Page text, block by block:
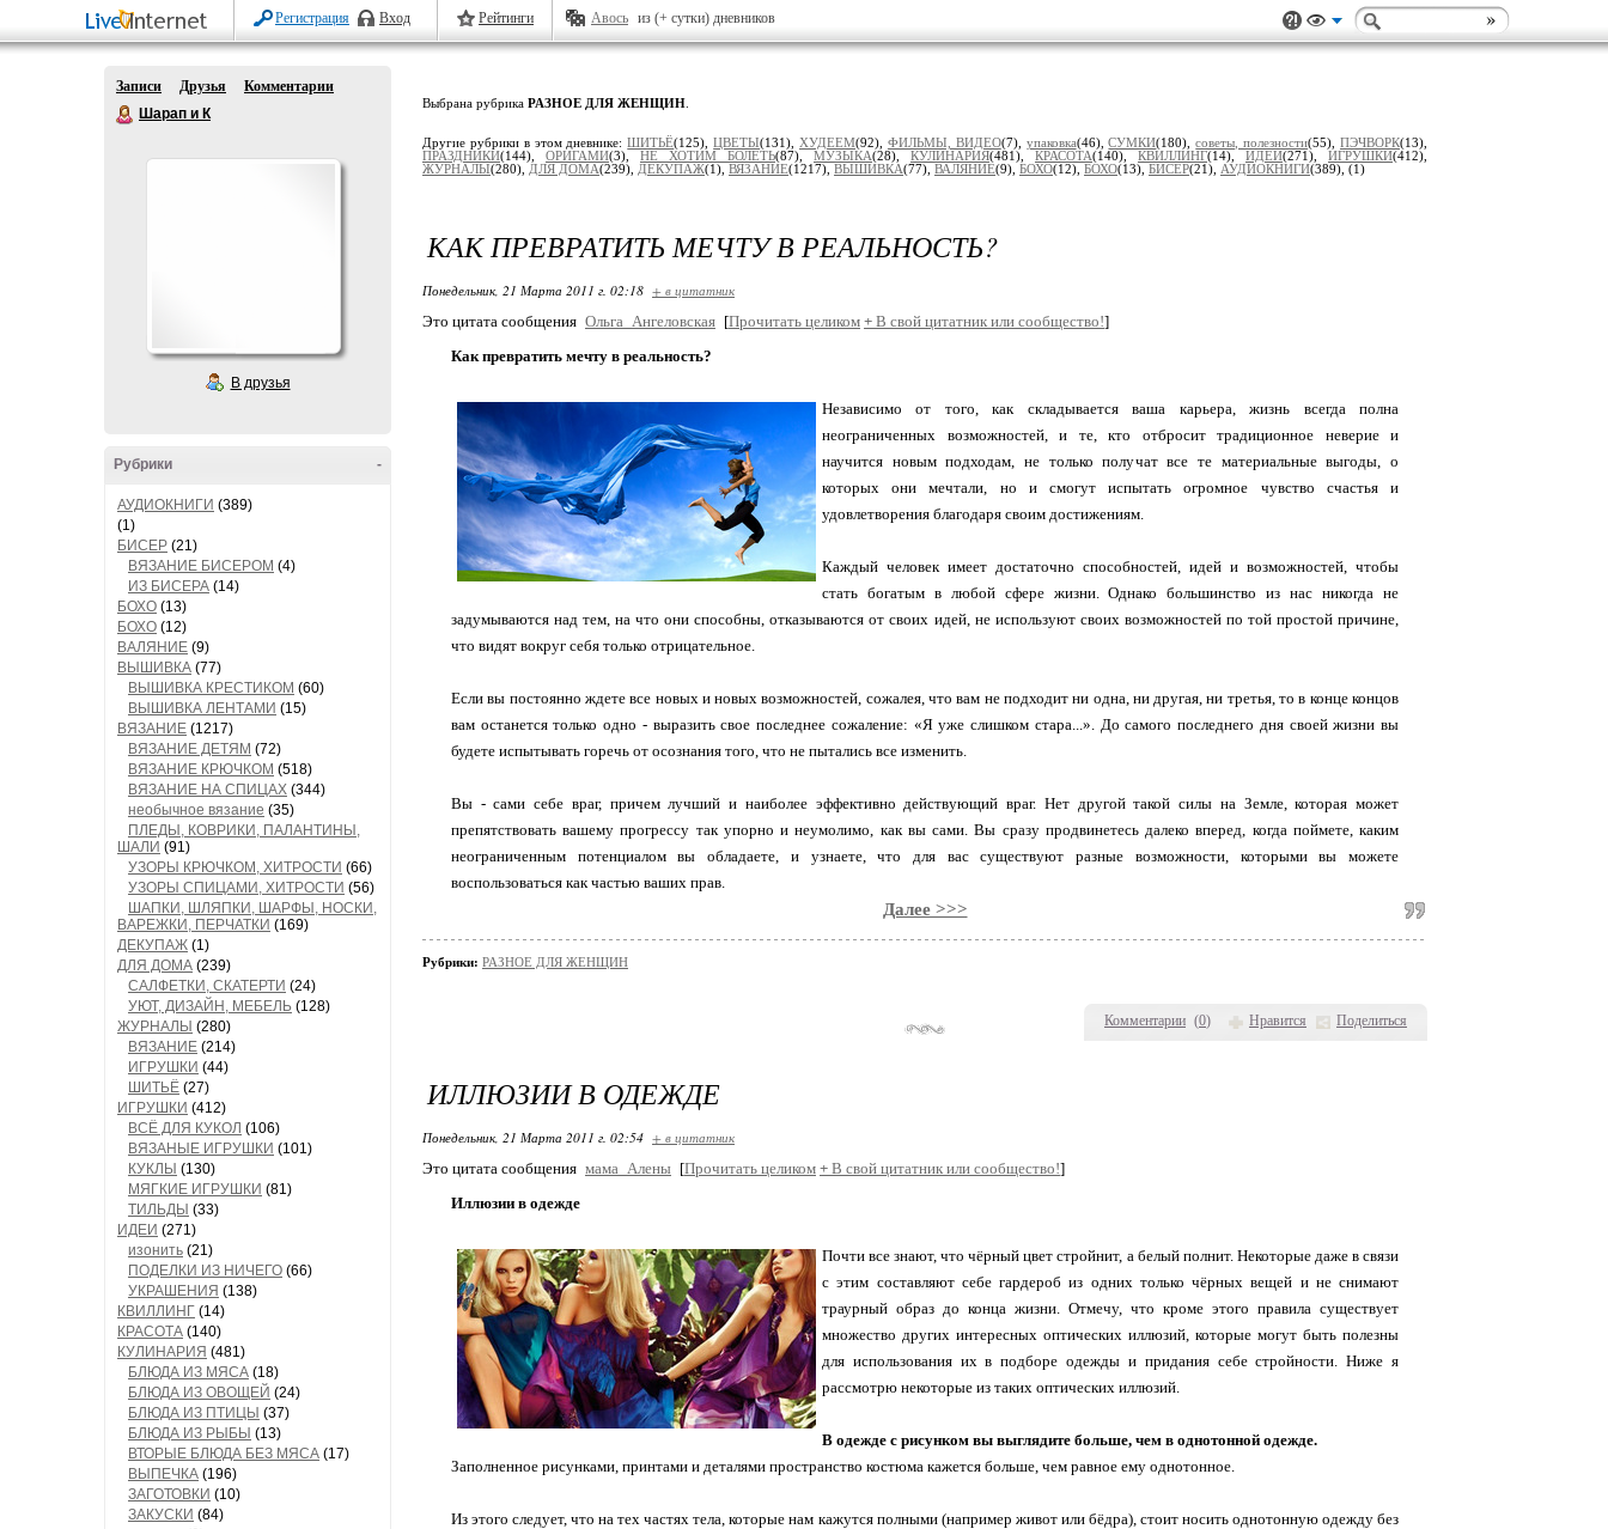
Регистрация Вход Рейтинги Авось из (+ сутки) дневников
Записи Друзья
Комментарии
Шарап и К
В друзья
-
Рубрики
АУДИОКНИГИ (389)
(1)
БИСЕР (21)
ВЯЗАНИЕ БИСЕРОМ (4)
ИЗ БИСЕРА (14)
БОХО (13)
БОХО (12)
ВАЛЯНИЕ (9)
ВЫШИВКА (77)
ВЫШИВКА КРЕСТИКОМ (60)
ВЫШИВКА ЛЕНТАМИ (15)
ВЯЗАНИЕ (1217)
ВЯЗАНИЕ ДЕТЯМ (72)
ВЯЗАНИЕ КРЮЧКОМ (518)
ВЯЗАНИЕ НА СПИЦАХ (344)
необычное вязание (35)
ПЛЕДЫ, КОВРИКИ, ПАЛАНТИНЫ,
ШАЛИ (91)
УЗОРЫ КРЮЧКОМ, ХИТРОСТИ (66)
УЗОРЫ СПИЦАМИ, ХИТРОСТИ (56)
ШАПКИ, ШЛЯПКИ, ШАРФЫ, НОСКИ,
ВАРЕЖКИ, ПЕРЧАТКИ (169)
ДЕКУПАЖ (1)
ДЛЯ ДОМА (239)
САЛФЕТКИ, СКАТЕРТИ (24)
УЮТ, ДИЗАЙН, МЕБЕЛЬ (128)
ЖУРНАЛЫ (280)
ВЯЗАНИЕ (214)
ИГРУШКИ (44)
ШИТЬЁ (27)
ИГРУШКИ (412)
ВСЁ ДЛЯ КУКОЛ (106)
ВЯЗАНЫЕ ИГРУШКИ (101)
КУКЛЫ (130)
МЯГКИЕ ИГРУШКИ (81)
ТИЛЬДЫ (33)
ИДЕИ (271)
изонить (21)
ПОДЕЛКИ ИЗ НИЧЕГО (66)
УКРАШЕНИЯ (138)
КВИЛЛИНГ (14)
КРАСОТА (140)
КУЛИНАРИЯ (481)
БЛЮДА ИЗ МЯСА (18)
БЛЮДА ИЗ ОВОЩЕЙ (24)
БЛЮДА ИЗ ПТИЦЫ (37)
БЛЮДА ИЗ РЫБЫ (13)
ВТОРЫЕ БЛЮДА БЕЗ МЯСА (17)
ВЫПЕЧКА (196)
ЗАГОТОВКИ (10)
ЗАКУСКИ (84)
Выбрана рубрика РАЗНОЕ ДЛЯ ЖЕНЩИН
Другие рубрики в этом дневнике:ШИТЬЁ(125),ЦВЕТЫ(131),ХУДЕЕМ(92), ФИЛЬМЫ, ВИДЕО(7), упаковка(46),СУМКИ(180),советы, полезности(55),ПЭЧВОРК(13),
ПРАЗДНИКИ(144), ОРИГАМИ(3), НЕ ХОТИМ БОЛЕТЬ(87), МУЗЫКА(28), КУЛИНАРИЯ(481), КРАСОТА(140), КВИЛЛИНГ(14), ИДЕИ(271), ИГРУШКИ(412),
ЖУРНАЛЫ(280), ДЛЯ ДОМА(239), ДЕКУПАЖ(1), ВЯЗАНИЕ(1217), ВЫШИВКА(77), ВАЛЯНИЕ(9), БОХО(12), БОХО(13), БИСЕР(21), АУДИОКНИГИ(389), (1)
Комментарии (0) Нравится Поделиться
КАК ПРЕВРАТИТЬ МЕЧТУ В РЕАЛЬНОСТЬ?
Понедельник, 21 Марта 2011 г. 02:18 + в цитатник
Это цитата сообщения Ольга_Ангеловская [Прочитать целиком + В свой цитатник или сообщество!]
Как превратить мечту в реальность?
Независимо от того, как складывается ваша карьера, жизнь всегда полна
неограниченных возможностей, и те, кто отбросит традиционное неверие и
научится новым подходам, не только получат все те материальные выгоды, о
которых они мечтали, но и смогут испытать огромное чувство счастья и
удовлетворения благодаря своим достижениям.
Каждый человек имеет достаточно способностей, идей и возможностей, чтобы
стать богатым в любой сфере жизни. Однако большинство из нас никогда не
задумываются над тем, на что они способны, отказываются от своих идей, не используют своих возможностей по той простой причине,
что видят вокруг себя только отрицательное.
Если вы постоянно ждете все новых и новых возможностей, сожалея, что вам не подходит ни одна, ни другая, ни третья, то в конце концов
вам останется только одно - выразить свое последнее сожаление: «Я уже слишком стара...». До самого последнего дня своей жизни вы
будете испытывать горечь от осознания того, что не пытались все изменить.
Вы - сами себе враг, причем лучший и наиболее эффективно действующий враг. Нет другой такой силы на Земле, которая может
препятствовать вашему прогрессу так упорно и неумолимо, как вы сами. Вы сразу продвинетесь далеко вперед, когда поймете, каким
неограниченным потенциалом вы обладаете, и узнаете, что для вас существуют разные возможности, которыми вы можете
воспользоваться как частью ваших прав.
Далее >>>
Рубрики: РАЗНОЕ ДЛЯ ЖЕНЩИН
ИЛЛЮЗИИ В ОДЕЖДЕ
Понедельник, 21 Марта 2011 г. 02:54 + в цитатник
Это цитата сообщения мама_Алены [Прочитать целиком + В свой цитатник или сообщество!]
Иллюзии в одежде
Почти все знают, что чёрный цвет стройнит, а белый полнит. Некоторые даже в связи
с этим составляют себе гардероб из одних только чёрных вещей и не снимают
траурный образ до конца жизни. Отмечу, что кроме этого правила существует
множество других интересных оптических иллюзий, которые могут быть полезны
для использования их в подборе одежды и придания себе стройности. Ниже я
рассмотрю некоторые из таких оптических иллюзий.
В одежде с рисунком вы выглядите больше, чем в однотонной одежде.
Заполненное рисунками, принтами и деталями пространство костюма кажется больше, чем равное ему однотонное.
Из этого следует, что на тех частях тела, которые нам кажутся полными (например живот или бёдра), стоит носить однотонную одежду без